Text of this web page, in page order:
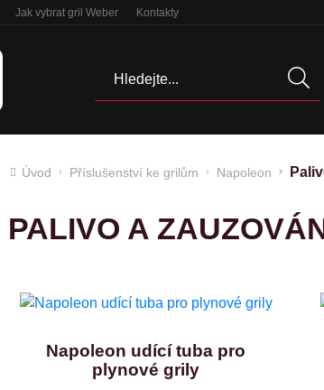
Jak vybrat gril Weber Kontakty
Úvod Příslušenství ke grilům Napoleon
PALIVO A
Napoleon udící tuba pro
plynové grily